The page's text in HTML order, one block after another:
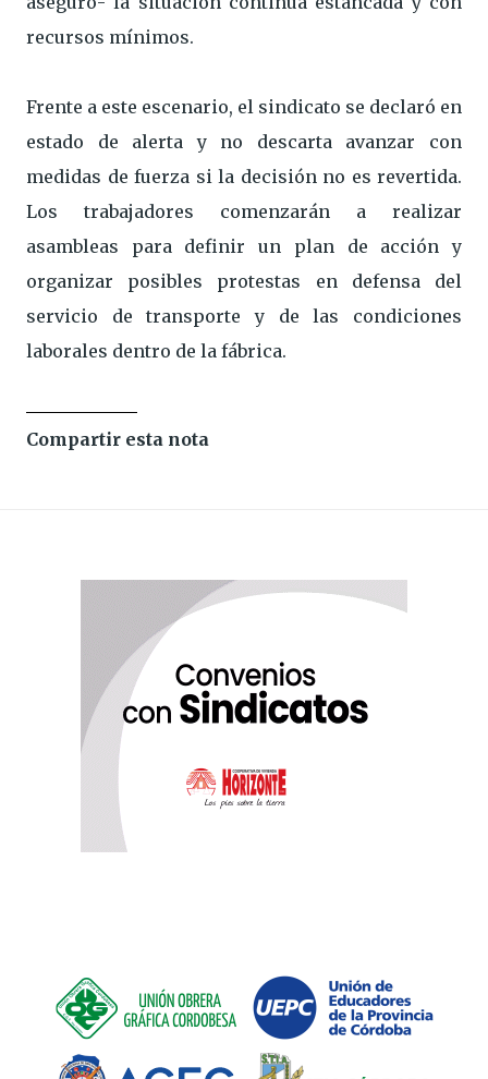
recursos mínimos.
Frente a este escenario, el sindicato se declaró en
estado de alerta y no descarta avanzar con
medidas de fuerza si la decisión no es revertida.
Los trabajadores comenzarán a realizar
asambleas para definir un plan de acción y
organizar posibles protestas en defensa del
servicio de transporte y de las condiciones
laborales dentro de la fábrica.
Compartir esta nota